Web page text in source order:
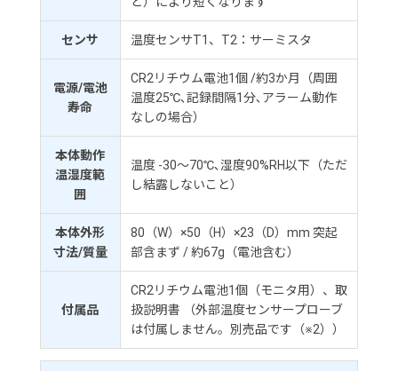
センサ 温度センサT1、T2：サーミスタ
電源/電池
寿命
CR2リチウム電池1個 /約3か月（周囲
温度25℃､記録間隔1分､アラーム動作
なしの場合）
本体動作
温湿度範
囲
温度 -30～70℃､湿度90%RH以下（ただ
し結露しないこと）
本体外形
寸法/質量
80（W）×50（H）×23（D）mm 突起
部含まず / 約67g（電池含む）
付属品
CR2リチウム電池1個（モニタ用）、取
扱説明書 （外部温度センサープローブ
は付属しません。別売品です（※2））